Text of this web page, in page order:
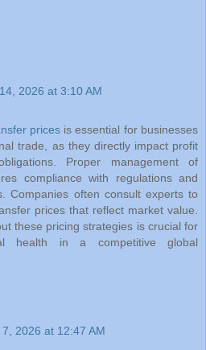
2026 at 3:10 AM
pricesis essential for businesses
trade, as they directly impact profit
Proper management of
compliance with regulations and
Companies often consult experts to
prices that reflect market value.
these pricing strategies is crucial for
health in a competitive global
2026 at 12:47 AM